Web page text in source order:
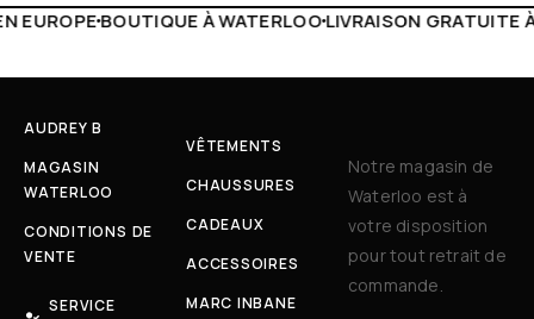
LIVRAISON GRATUITE À PARTIR DE 150€LIVE
AUDREY B
MAGASIN
WATERLOO
CONDITIONS DE
VENTE
SERVICE
VÊTEMENTS
CHAUSSURES
CADEAUX
ACCESSOIRES
MARC INBANE
Notre magasin de
Waterloo est à
votre disposition
pour tout retrait de
commande.